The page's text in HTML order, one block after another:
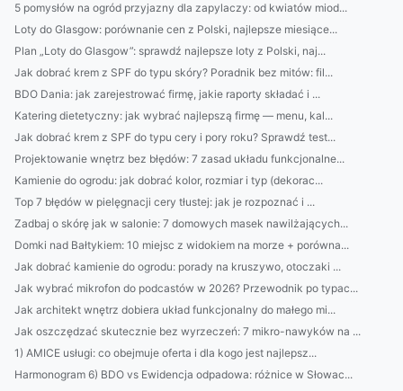
5 pomysłów na ogród przyjazny dla zapylaczy: od kwiatów miod...
Loty do Glasgow: porównanie cen z Polski, najlepsze miesiące...
Plan „Loty do Glasgow”: sprawdź najlepsze loty z Polski, naj...
Jak dobrać krem z SPF do typu skóry? Poradnik bez mitów: fil...
BDO Dania: jak zarejestrować firmę, jakie raporty składać i ...
Katering dietetyczny: jak wybrać najlepszą firmę — menu, kal...
Jak dobrać krem z SPF do typu cery i pory roku? Sprawdź test...
Projektowanie wnętrz bez błędów: 7 zasad układu funkcjonalne...
Kamienie do ogrodu: jak dobrać kolor, rozmiar i typ (dekorac...
Top 7 błędów w pielęgnacji cery tłustej: jak je rozpoznać i ...
Zadbaj o skórę jak w salonie: 7 domowych masek nawilżających...
Domki nad Bałtykiem: 10 miejsc z widokiem na morze + porówna...
Jak dobrać kamienie do ogrodu: porady na kruszywo, otoczaki ...
Jak wybrać mikrofon do podcastów w 2026? Przewodnik po typac...
Jak architekt wnętrz dobiera układ funkcjonalny do małego mi...
Jak oszczędzać skutecznie bez wyrzeczeń: 7 mikro-nawyków na ...
1) AMICE usługi: co obejmuje oferta i dla kogo jest najlepsz...
Harmonogram 6) BDO vs Ewidencja odpadowa: różnice w Słowac...